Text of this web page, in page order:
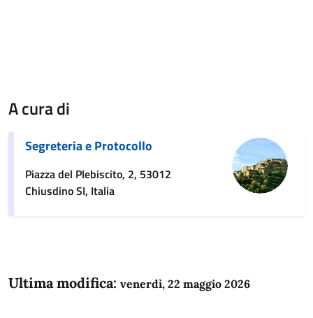
A cura di
Segreteria e Protocollo
Piazza del Plebiscito, 2, 53012
Chiusdino SI, Italia
Ultima modifica: venerdì, 22 maggio 2026